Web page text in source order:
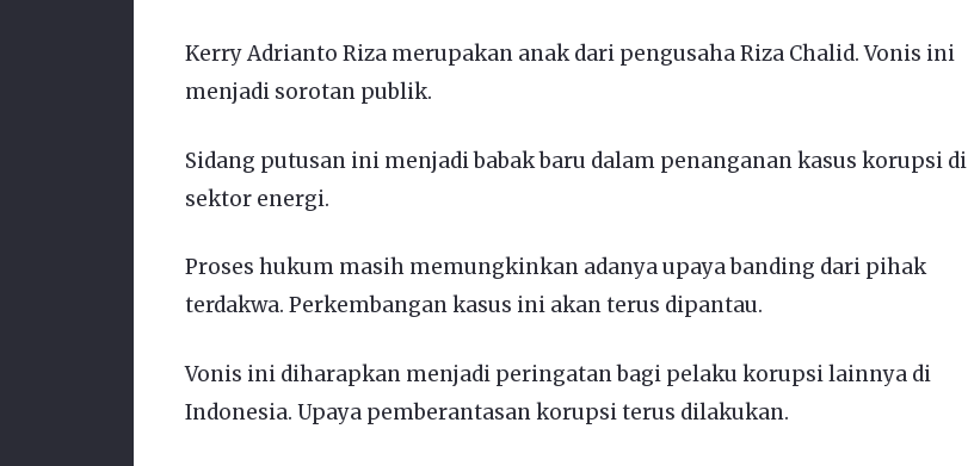
Kerry Adrianto Riza merupakan anak dari pengusaha Riza Chalid. Vonis ini
menjadi sorotan publik.
Sidang putusan ini menjadi babak baru dalam penanganan kasus korupsi di
sektor energi.
Proses hukum masih memungkinkan adanya upaya banding dari pihak
terdakwa. Perkembangan kasus ini akan terus dipantau.
Vonis ini diharapkan menjadi peringatan bagi pelaku korupsi lainnya di
Indonesia. Upaya pemberantasan korupsi terus dilakukan.